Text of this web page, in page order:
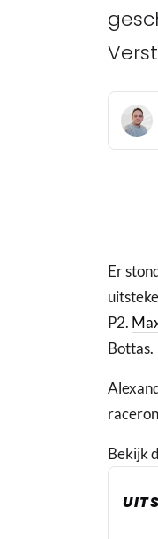
Er
P2.
Bottas.
Bekijk